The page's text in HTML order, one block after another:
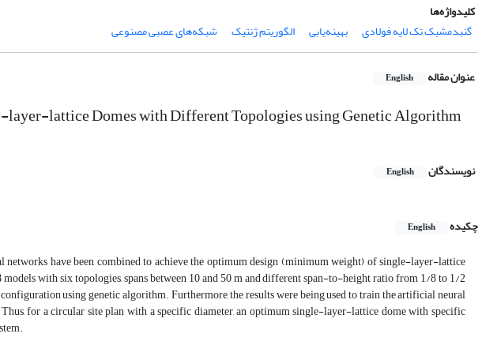
کلیدواژه‌ها
گنبدمشبک تک لایه فولادی
بهینه‌یابی الگوریتم ژنتیک شبکه‌های عصبی مصنوعی
عنوان مقاله English
lattice Domes with Different Topologies using Genetic Algorithm
نویسندگان English
چکیده English
networks have been combined to achieve the optimum design (minimum weight) of single-layer-lattice
with six topologies, spans between 10 and 50 m and different span-to-height ratio from 1/8 to 1/2
using genetic algorithm. Furthermore, the results were being used to train the artificial neural
for a circular site plan with a specific diameter, an optimum single-layer-lattice dome with specific